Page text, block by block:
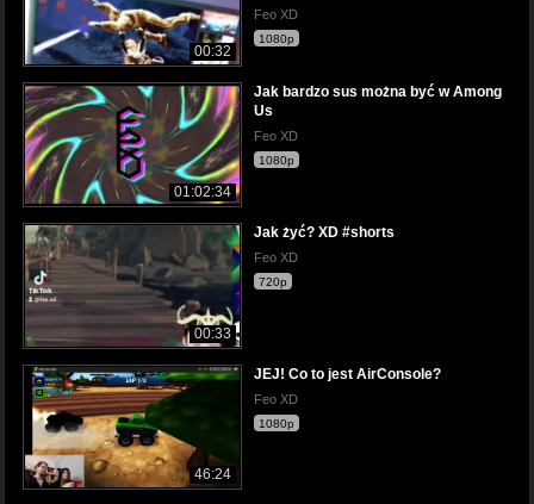
00:32
Feo XD
1080p
01:02:34
Jak bardzo sus można być w Among
Us
Feo XD
1080p
00:33
Jak żyć? XD #shorts
Feo XD
720p
46:24
JEJ! Co to jest AirConsole?
Feo XD
1080p